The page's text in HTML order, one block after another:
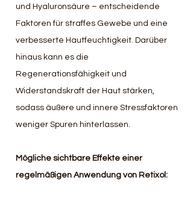
und Hyaluronsäure – entscheidende
Faktoren für straffes Gewebe und eine
verbesserte Hautfeuchtigkeit. Darüber
hinaus kann es die
Regenerationsfähigkeit und
Widerstandskraft der Haut stärken,
sodass äußere und innere Stressfaktoren
weniger Spuren hinterlassen.
Mögliche sichtbare Effekte einer
regelmäßigen Anwendung von Retixol: